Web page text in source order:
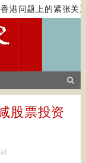
港问题上的紧张关
股票投资